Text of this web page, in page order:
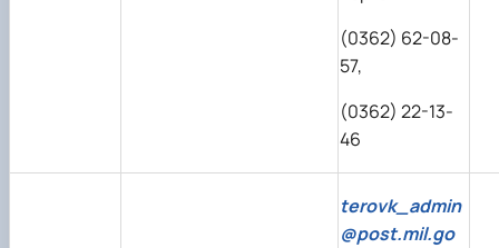
(0362) 62-08-
57,
(0362) 22-13-
46
terovk_admin
@post.mil.go